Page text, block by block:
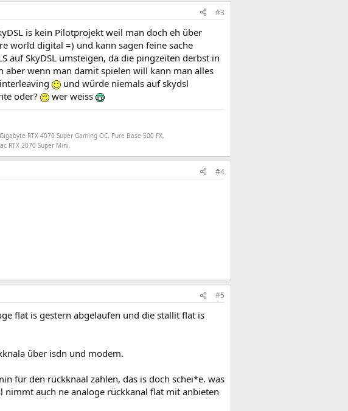
#3
is kein Pilotprojekt weil man doch eh über
world digital =) und kann sagen feine sache
auf SkyDSL umsteigen, da die pingzeiten derbst in
wenn man damit spielen will kann man alles
und würde niemals auf skydsl
oder?
wer weiss
RTX 4070 Super Gaming OC, Pure Base 500 FX,
RTX 2070 Super Mini.
#4
#5
flat is gestern abgelaufen und die stallit flat is
über isdn und modem.
für den rückknaal zahlen, das is doch schei*e. was
auch ne analoge rückkanal flat mit anbieten